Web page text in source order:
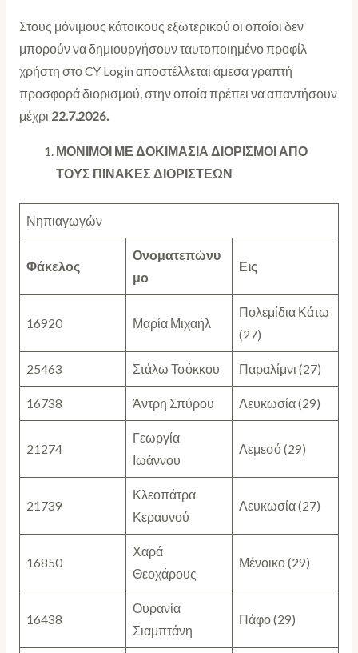
Στους μόνιμους κάτοικους εξωτερικού οι οποίοι δεν
μπορούν να δημιουργήσουν ταυτοποιημένο προφίλ
χρήστη στο CY Login αποστέλλεται άμεσα γραπτή
προσφορά διορισμού, στην οποία πρέπει να απαντήσουν
μέχρι 22.7.2026.
ΜΟΝΙΜΟΙ ΜΕ ΔΟΚΙΜΑΣΙΑ ΔΙΟΡΙΣΜΟΙ ΑΠΟ
ΤΟΥΣ ΠΙΝΑΚΕΣ ΔΙΟΡΙΣΤΕΩΝ
Νηπιαγωγών
Φάκελος
Ονοματεπώνυ
μο
Εις
16920 Μαρία Μιχαήλ
Πολεμίδια Κάτω
(27)
25463 Στάλω Τσόκκου Παραλίμνι (27)
16738 Άντρη Σπύρου Λευκωσία (29)
21274
Γεωργία
Ιωάννου
Λεμεσό (29)
21739
Κλεοπάτρα
Κεραυνού
Λευκωσία (27)
16850
Χαρά
Θεοχάρους
Μένοικο (29)
16438
Ουρανία
Σιαμπτάνη
Πάφο (29)